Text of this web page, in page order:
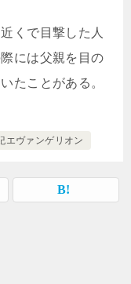
くで目撃した人
には父親を目の
たことがある。
エヴァンゲリオン